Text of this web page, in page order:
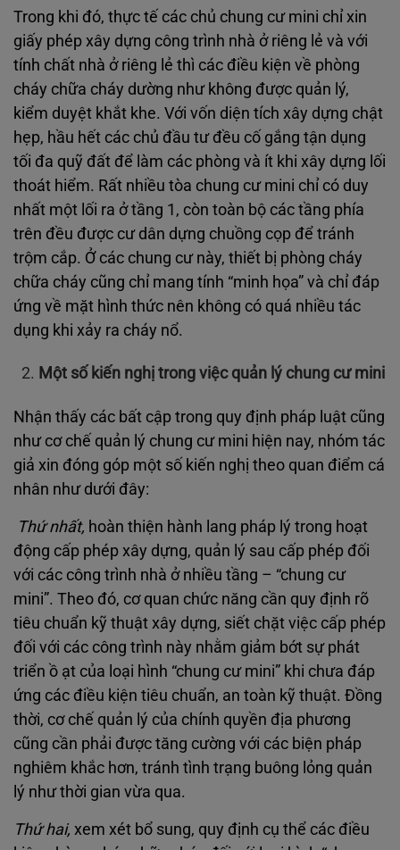
Trong khi đó, thực tế các chủ chung cư mini chỉ xin
giấy phép xây dựng công trình nhà ở riêng lẻ và với
tính chất nhà ở riêng lẻ thì các điều kiện về phòng
cháy chữa cháy dường như không được quản lý,
kiểm duyệt khắt khe. Với vốn diện tích xây dựng chật
hẹp, hầu hết các chủ đầu tư đều cố gắng tận dụng
tối đa quỹ đất để làm các phòng và ít khi xây dựng lối
thoát hiểm. Rất nhiều tòa chung cư mini chỉ có duy
nhất một lối ra ở tầng 1, còn toàn bộ các tầng phía
trên đều được cư dân dựng chuồng cọp để tránh
trộm cắp. Ở các chung cư này, thiết bị phòng cháy
chữa cháy cũng chỉ mang tính “minh họa” và chỉ đáp
ứng về mặt hình thức nên không có quá nhiều tác
dụng khi xảy ra cháy nổ.
Một số kiến nghị trong việc quản lý chung cư mini
Nhận thấy các bất cập trong quy định pháp luật cũng
như cơ chế quản lý chung cư mini hiện nay, nhóm tác
giả xin đóng góp một số kiến nghị theo quan điểm cá
nhân như dưới đây:
Thứ nhất, hoàn thiện hành lang pháp lý trong hoạt
động cấp phép xây dựng, quản lý sau cấp phép đối
với các công trình nhà ở nhiều tầng – “chung cư
mini”. Theo đó, cơ quan chức năng cần quy định rõ
tiêu chuẩn kỹ thuật xây dựng, siết chặt việc cấp phép
đối với các công trình này nhằm giảm bớt sự phát
triển ồ ạt của loại hình “chung cư mini” khi chưa đáp
ứng các điều kiện tiêu chuẩn, an toàn kỹ thuật. Đồng
thời, cơ chế quản lý của chính quyền địa phương
cũng cần phải được tăng cường với các biện pháp
nghiêm khắc hơn, tránh tình trạng buông lỏng quản
lý như thời gian vừa qua.
Thứ hai, xem xét bổ sung, quy định cụ thể các điều